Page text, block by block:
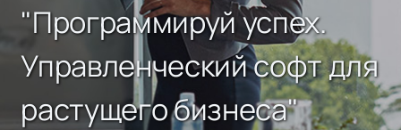
"Программируй успех.
Управленческий софт для
растущего бизнеса"